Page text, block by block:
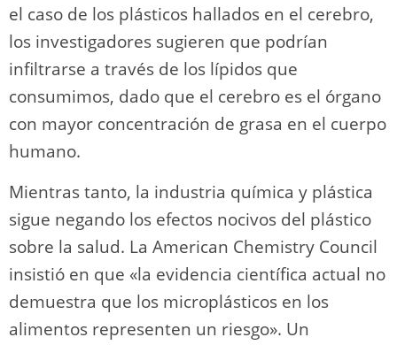
el caso de los plásticos hallados en el cerebro,
los investigadores sugieren que podrían
infiltrarse a través de los lípidos que
consumimos, dado que el cerebro es el órgano
con mayor concentración de grasa en el cuerpo
humano.
Mientras tanto, la industria química y plástica
sigue negando los efectos nocivos del plástico
sobre la salud. La American Chemistry Council
insistió en que «la evidencia científica actual no
demuestra que los microplásticos en los
alimentos representen un riesgo». Un